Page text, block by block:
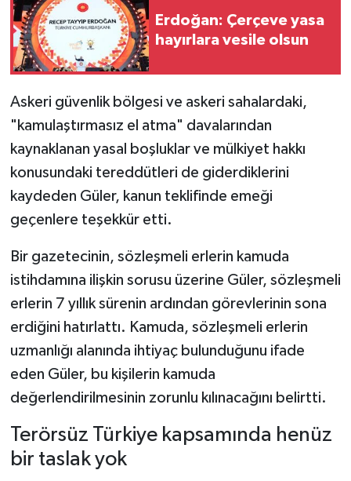
Erdoğan: Çerçeve yasa
hayırlara vesile olsun
Askeri güvenlik bölgesi ve askeri sahalardaki,
"kamulaştırmasız el atma" davalarından
kaynaklanan yasal boşluklar ve mülkiyet hakkı
konusundaki tereddütleri de giderdiklerini
kaydeden Güler, kanun teklifinde emeği
geçenlere teşekkür etti.
Bir gazetecinin, sözleşmeli erlerin kamuda
istihdamına ilişkin sorusu üzerine Güler, sözleşmeli
erlerin 7 yıllık sürenin ardından görevlerinin sona
erdiğini hatırlattı. Kamuda, sözleşmeli erlerin
uzmanlığı alanında ihtiyaç bulunduğunu ifade
eden Güler, bu kişilerin kamuda
değerlendirilmesinin zorunlu kılınacağını belirtti.
Terörsüz Türkiye kapsamında henüz
bir taslak yok